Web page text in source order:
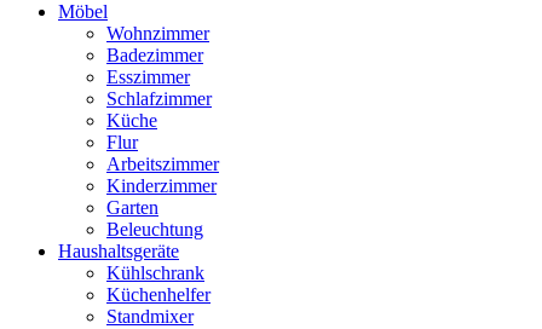
Möbel
Wohnzimmer
Badezimmer
Esszimmer
Schlafzimmer
Küche
Flur
Arbeitszimmer
Kinderzimmer
Garten
Beleuchtung
Haushaltsgeräte
Kühlschrank
Küchenhelfer
Standmixer